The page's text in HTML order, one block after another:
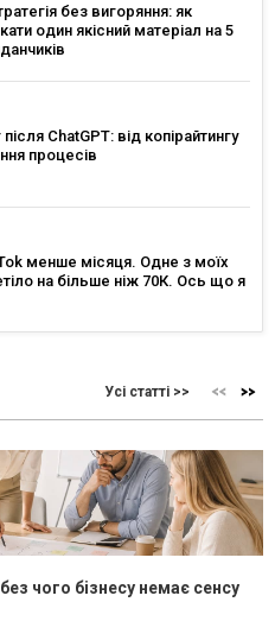
без вигоряння: як
один якісний матеріал на 5
ChatGPT: від копірайтингу
процесів
менше місяця. Одне з моїх
на більше ніж 70К. Ось що я
Усі статті >>
чого бізнесу немає сенсу